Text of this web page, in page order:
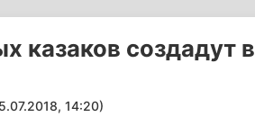
казаков создадут в
14:20)